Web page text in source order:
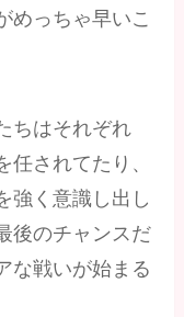
めっちゃ早いこ
ちはそれぞれ
されてたり、
強く意識し出し
後のチャンスだ
な戦いが始まる